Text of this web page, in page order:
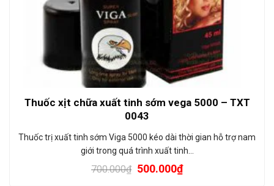
Thuốc xịt chữa xuất tinh sớm vega 5000 – TXT
0043
Thuốc trị xuất tinh sớm Viga 5000 kéo dài thời gian hỗ trợ nam
giới trong quá trình xuất tinh…
700.000₫ 500.000₫